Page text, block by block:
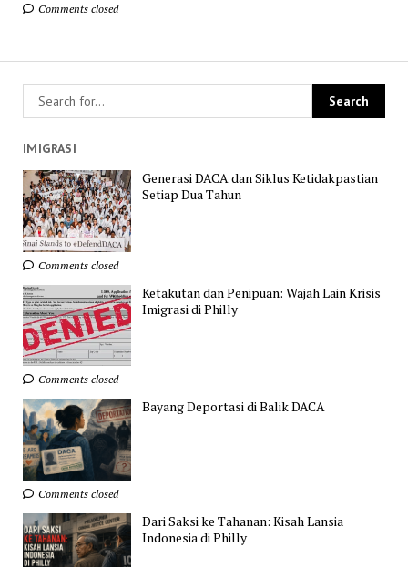
Comments closed
IMIGRASI
Generasi DACA dan Siklus Ketidakpastian
Setiap Dua Tahun
Comments closed
Ketakutan dan Penipuan: Wajah Lain Krisis
Imigrasi di Philly
Comments closed
Bayang Deportasi di Balik DACA
Comments closed
Dari Saksi ke Tahanan: Kisah Lansia
Indonesia di Philly